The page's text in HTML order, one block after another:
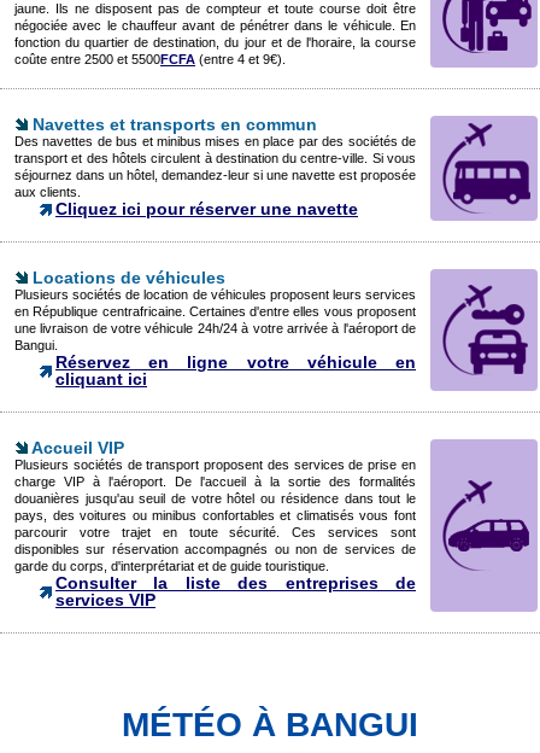
jaune. Ils ne disposent pas de compteur et toute course doit être
négociée avec le chauffeur avant de pénétrer dans le véhicule. En
fonction du quartier de destination, du jour et de l'horaire, la course
coûte entre 2500 et 5500FCFA (entre 4 et 9€).
Navettes et transports en commun
Des navettes de bus et minibus mises en place par des sociétés de
transport et des hôtels circulent à destination du centre-ville. Si vous
séjournez dans un hôtel, demandez-leur si une navette est proposée
aux clients.
Cliquez ici pour réserver une navette
Locations de véhicules
Plusieurs sociétés de location de véhicules proposent leurs services
en République centrafricaine. Certaines d'entre elles vous proposent
une livraison de votre véhicule 24h/24 à votre arrivée à l'aéroport de
Bangui.
Réservez en ligne votre véhicule en
cliquant ici
Accueil VIP
Plusieurs sociétés de transport proposent des services de prise en
charge VIP à l'aéroport. De l'accueil à la sortie des formalités
douanières jusqu'au seuil de votre hôtel ou résidence dans tout le
pays, des voitures ou minibus confortables et climatisés vous font
parcourir votre trajet en toute sécurité. Ces services sont
disponibles sur réservation accompagnés ou non de services de
garde du corps, d'interprétariat et de guide touristique.
Consulter la liste des entreprises de
services VIP
MÉTÉO À BANGUI